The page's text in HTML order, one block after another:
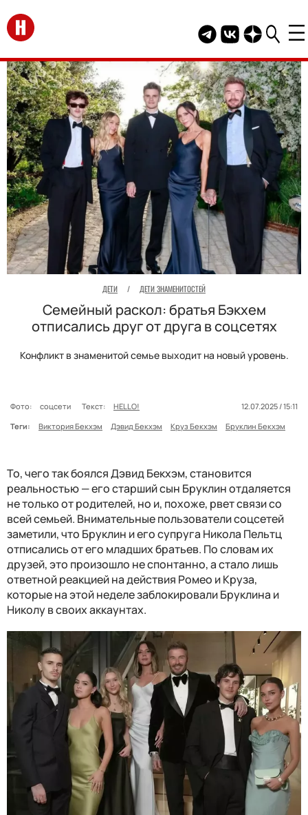
Перейти на главную
Telegram канал
Группа HELLO
Канал
ДЕТИ / ДЕТИ ЗНАМЕНИТОСТЕЙ
Семейный раскол: братья Бэкхем
отписались друг от друга в соцсетях
Конфликт в знаменитой семье выходит на новый уровень.
Фото: соцсети Текст: HELLO!
12.07.2025 / 15:11
Теги:
Виктория Бекхэм Дэвид Бекхэм Круз Бекхэм Бруклин Бекхэм
То, чего так боялся Дэвид Бекхэм, становится
реальностью — его старший сын Бруклин отдаляется
не только от родителей, но и, похоже, рвет связи со
всей семьей. Внимательные пользователи соцсетей
заметили, что Бруклин и его супруга Никола Пельтц
отписались от его младших братьев. По словам их
друзей, это произошло не спонтанно, а стало лишь
ответной реакцией на действия Ромео и Круза,
которые на этой неделе заблокировали Бруклина и
Николу в своих аккаунтах.